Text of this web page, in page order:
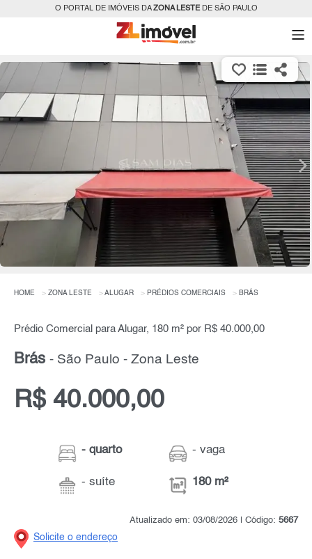
O PORTAL DE IMÓVEIS DAZONA LESTEDE SÃO PAULO
HOME ZONA LESTE ALUGAR PRÉDIOS COMERCIAIS BRÁS
Prédio Comercial para Alugar, 180 m² por R$ 40.000,00
Brás - São Paulo - Zona Leste
R$ 40.000,00
- quarto
- suíte
- vaga
180 m²
Atualizado em: 03/08/2026 | Código: 5667
Solicite o endereço